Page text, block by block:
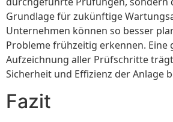
Grundlage für zukünftige
Unternehmen können so besser
Probleme frühzeitig erkennen. Eine
Aufzeichnung aller Prüfschritte
Sicherheit und Effizienz der Anlage
Fazit